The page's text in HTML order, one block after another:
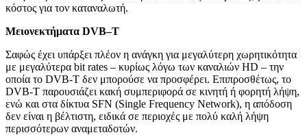
κόστος για τον καταναλωτή.
Μειονεκτήματα DVB–T
Σαφώς έχει υπάρξει πλέον η ανάγκη για μεγαλύτερη χωρητικότητα
με μεγαλύτερα bit rates – κυρίως λόγω των καναλιών HD – την
οποία το DVB-T δεν μπορούσε να προσφέρει. Επιπροσθέτως, το
DVB-T παρουσιάζει κακή συμπεριφορά σε κινητή ή φορητή λήψη,
ενώ και στα δίκτυα SFN (Single Frequency Network), η απόδοση
δεν είναι η βέλτιστη, ειδικά σε περιοχές με πολύ καλή λήψη
περισσότερων αναμεταδοτών.